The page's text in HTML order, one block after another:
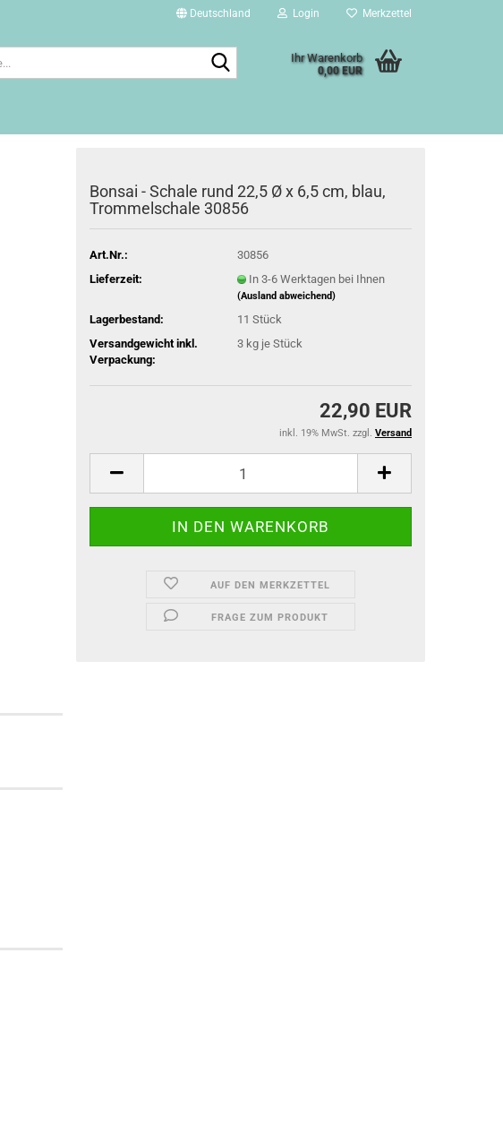
Deutschland Login Merkzettel
Ihr Warenkorb
0,00 EUR
Bonsai - Schale rund 22,5 Ø x 6,5 cm, blau,
Trommelschale 30856
Art.Nr.:
30856
Lieferzeit:
In 3-6 Werktagen bei Ihnen
(Ausland abweichend)
Lagerbestand: 11 Stück
Versandgewicht inkl.
Verpackung:
3 kg je Stück
22,90 EUR
inkl. 19% MwSt. zzgl. Versand
AUF DEN MERKZETTEL
FRAGE ZUM PRODUKT